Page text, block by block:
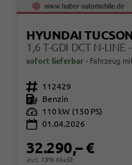
HYUNDAI TUCSON
1,6 T-GDI DCT N-LINE
sofort lieferbar Fahrzeug
Fahrzeugnr. 112429
Kraftstoff
Benzin
Leistung
110 kW (150 PS)
01.04.2026
32.290,– €
incl. 19% MwSt.